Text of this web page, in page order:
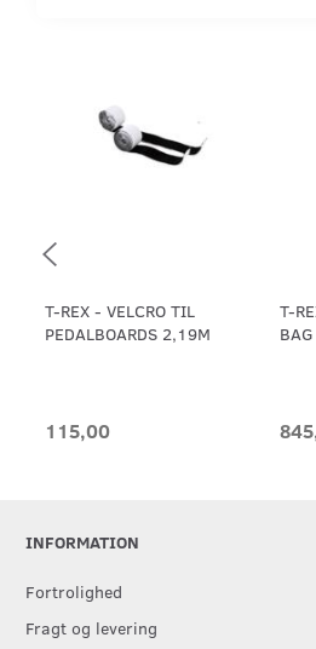
T-REX - VELCRO TIL
PEDALBOARDS 2,19M
115,00
T-
INFORMATION
Fortrolighed
Fragt og levering